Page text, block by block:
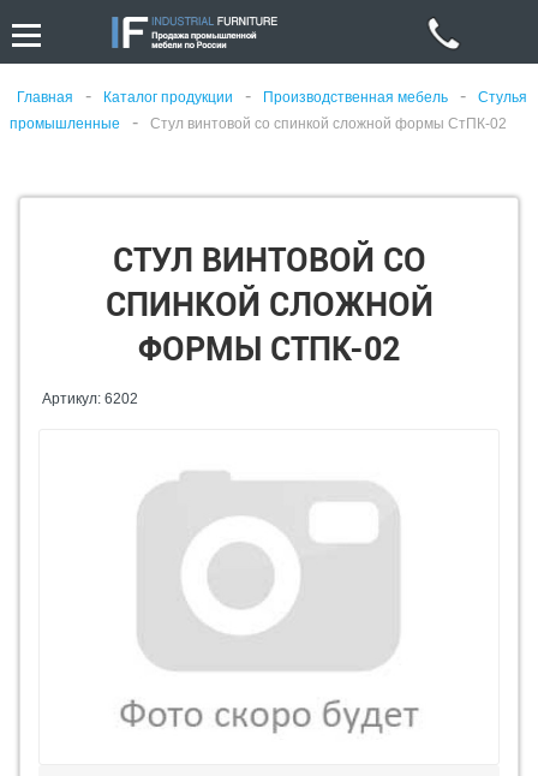
Главная - Каталог продукции - Производственная мебель -
Стулья
промышленные
- Стул винтовой со спинкой сложной формы СтПК-02
СТУЛ ВИНТОВОЙ СО
СПИНКОЙ СЛОЖНОЙ
ФОРМЫ СТПК-02
Артикул: 6202